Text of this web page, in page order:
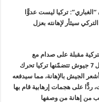
تركيا ليست عدوًّا
سيثأر لإهانته بعزل
مقبلة على صدام مع
“أردوغان”، لافتًا إلى أن جيشًا واحدًا من أصل 7 جيوش تتضمّنها تركيا تحرك
الجيش بالإهانة، مما سيدفعه
ردًّا على هجمات إرهابية قام بها
من إهانة من وصفها